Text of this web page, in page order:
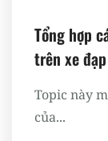
Tổng hợp
trên xe đạp
Topic này
của...